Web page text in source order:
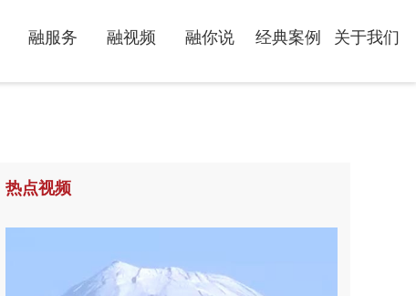
融服务 融视频 融你说 经典案例 关于我们
热点视频